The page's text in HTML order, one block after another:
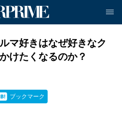
マ好きはなぜ好きなク
けたくなるのか？
ブックマーク